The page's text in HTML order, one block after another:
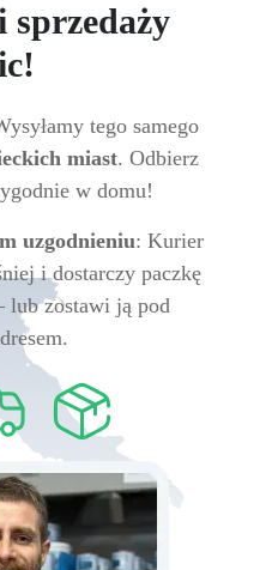
tego samego
miast. Odbierz
w domu!
uzgodnieniu: Kurier
i dostarczy paczkę
lub zostawi ją pod